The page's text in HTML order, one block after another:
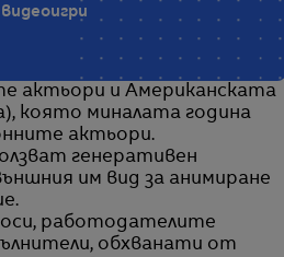
актьори и Американската
която миналата година
актьори.
генеративен
им вид за анимиране
работодателите
обхванати от